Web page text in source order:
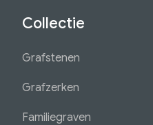
Collectie
Grafstenen
Grafzerken
Familiegraven